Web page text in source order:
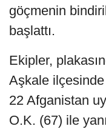
göçmenin
başlattı.
Ekipler,
Aşkale ilçesinde
22 Afganistan
O.K. (67) ile